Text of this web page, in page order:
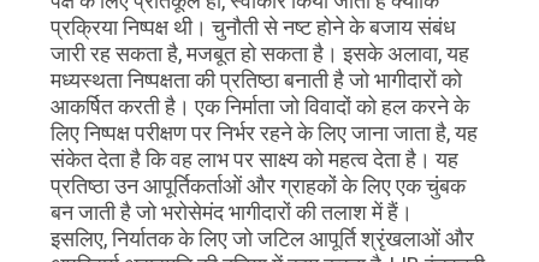
प्रक्रिया निष्पक्ष थी। चुनौती से नष्ट होने के बजाय संबंध
जारी रह सकता है, मजबूत हो सकता है। इसके अलावा, यह
मध्यस्थता निष्पक्षता की प्रतिष्ठा बनाती है जो भागीदारों को
आकर्षित करती है। एक निर्माता जो विवादों को हल करने के
लिए निष्पक्ष परीक्षण पर निर्भर रहने के लिए जाना जाता है, यह
संकेत देता है कि वह लाभ पर साक्ष्य को महत्व देता है। यह
प्रतिष्ठा उन आपूर्तिकर्ताओं और ग्राहकों के लिए एक चुंबक
बन जाती है जो भरोसेमंद भागीदारों की तलाश में हैं।
इसलिए, निर्यातक के लिए जो जटिल आपूर्ति श्रृंखलाओं और